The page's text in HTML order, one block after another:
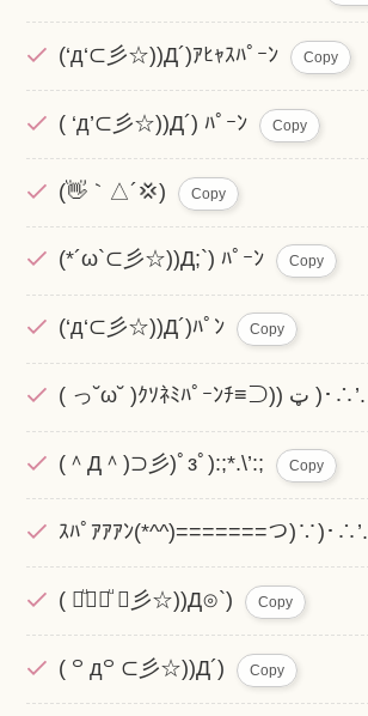
(‘д‘⊂彡☆))Д´)ｱﾋｬｽﾊﾟｰﾝ Copy
( ‘д’⊂彡☆))Д´) ﾊﾟｰﾝ Copy
(👋｀△´💢) Copy
(*´ω`⊂彡☆))Д;`) ﾊﾟｰﾝ Copy
(‘д‘⊂彡☆))Д´)ﾊﾟﾝ Copy
( っ˘ω˘ )ｸｿﾈﾐﾊﾟｰﾝﾁ≡⊃)) ټ )･∴’.
(＾Д＾)⊃彡)ﾟзﾟ):;*.\’:; Copy
ｽﾊﾟｱｱｱﾝ(*^^)=======つ)∵)･∴’.
( ꒪ͧ⌓꒪ͧ ⊂彡☆))Д⊙`) Copy
( ꒪ д꒪ ⊂︎彡☆︎))Д´) Copy